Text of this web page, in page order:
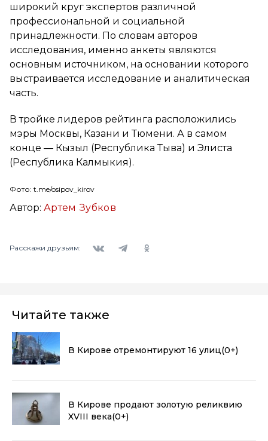
широкий круг экспертов различной
профессиональной и социальной
принадлежности. По словам авторов
исследования, именно анкеты являются
основным источником, на основании которого
выстраивается исследование и аналитическая
часть.
В тройке лидеров рейтинга расположились
мэры Москвы, Казани и Тюмени. А в самом
конце — Кызыл (Республика Тыва) и Элиста
(Республика Калмыкия).
Фото: t.me/osipov_kirov
Автор: Артем Зубков
Расскажи друзьям:
Читайте также
В Кирове отремонтируют 16 улиц(0+)
В Кирове продают золотую реликвию
XVIII века(0+)